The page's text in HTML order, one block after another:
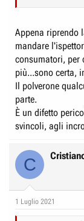
sicurezza hanno
caso la Suzuki
sostituire il
alzano nemmeno
lunga e non so se
hanno
Pensa che il
macchina e mi ha
parole di bocca e
Appena riprendo
mandare
consumatori, per
più...sono certa,
Il polverone
parte.
È un difetto
svincoli, agli
C
1 Luglio 2021